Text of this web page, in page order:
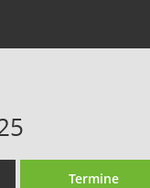
Termine